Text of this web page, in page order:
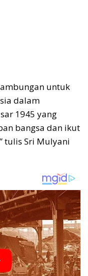
untuk
dalam
1945 yang
bangsa dan ikut
tulis Sri Mulyani